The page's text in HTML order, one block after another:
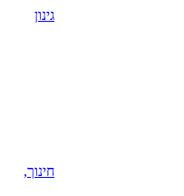
גינון
חינוך,